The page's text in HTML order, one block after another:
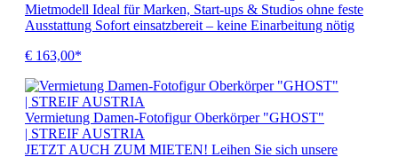
Mietmodell Ideal für Marken, Start-ups & Studios ohne feste
Ausstattung Sofort einsatzbereit – keine Einarbeitung nötig
€ 163,00*
Vermietung Damen-Fotofigur Oberkörper "GHOST"
| STREIF AUSTRIA
JETZT AUCH ZUM MIETEN! Leihen Sie sich unsere